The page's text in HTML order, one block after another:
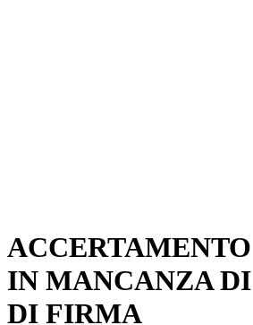
IN MANCANZA
DI FIRMA